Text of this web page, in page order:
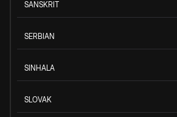
SANSKRIT
SERBIAN
SINHALA
SLOVAK